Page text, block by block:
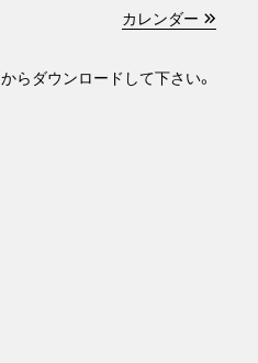
カレンダー
からダウンロードして下さい。